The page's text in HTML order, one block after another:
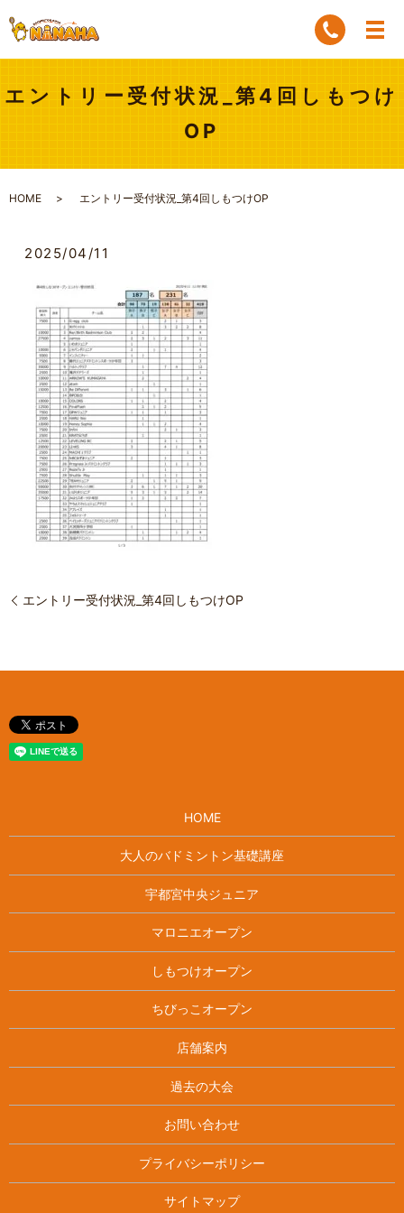
エントリー受付状況_第4回しもつけ
OP
HOME エントリー受付状況_第4回しもつけOP
2025/04/11
エントリー受付状況_第4回しもつけOP
HOME
大人のバドミントン基礎講座
宇都宮中央ジュニア
マロニエオープン
しもつけオープン
ちびっこオープン
店舗案内
過去の大会
お問い合わせ
プライバシーポリシー
サイトマップ